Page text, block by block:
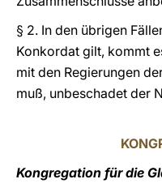
§ 2. In den übrigen
Konkordat gilt, kommt
mit den Regierungen
muß, unbeschadet der
Kongregation für die